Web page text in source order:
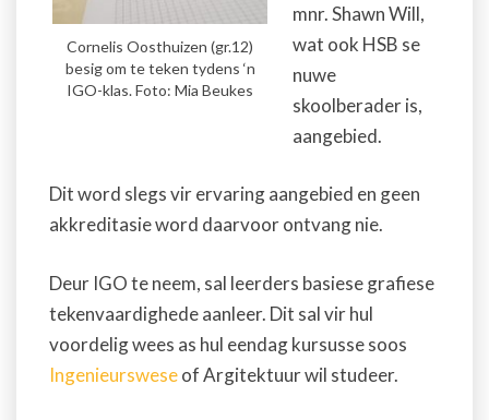
Cornelis Oosthuizen (gr.12)
besig om te teken tydens ‘n
IGO-klas. Foto: Mia Beukes
mnr. Shawn Will,
wat ook HSB se
nuwe
skoolberader is,
aangebied.
Dit word slegs vir ervaring aangebied en geen
akkreditasie word daarvoor ontvang nie.
Deur IGO te neem, sal leerders basiese grafiese
tekenvaardighede aanleer. Dit sal vir hul
voordelig wees as hul eendag kursusse soos
Ingenieursweseof Argitektuur wil studeer.